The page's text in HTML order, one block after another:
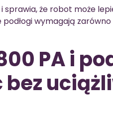
sprawia, że robot może
wymagają
PA i
bez